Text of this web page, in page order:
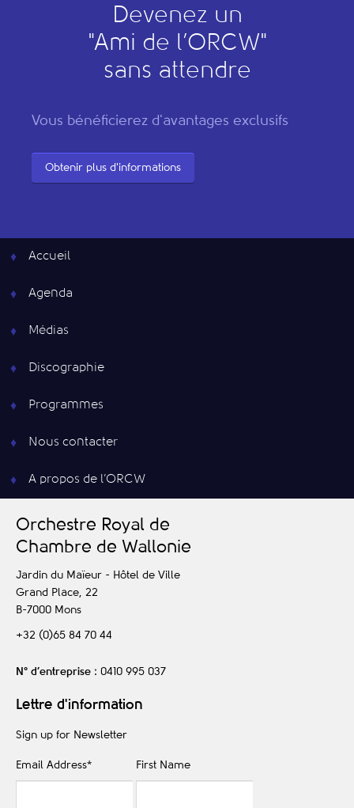
Devenez un
"Ami de l’ORCW"
sans attendre
Vous bénéficierez d'avantages exclusifs
Obtenir plus d'informations
Accueil
Agenda
Médias
Discographie
Programmes
Nous contacter
A propos de l’ORCW
Orchestre Royal de
Chambre de Wallonie
Jardin du Maïeur - Hôtel de Ville
Grand Place, 22
B-7000 Mons
+32 (0)65 84 70 44
N° d’entreprise : 0410 995 037
Lettre d'information
Sign up for Newsletter
Email Address* First Name